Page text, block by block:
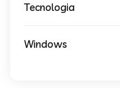
Tecnologia
Windows